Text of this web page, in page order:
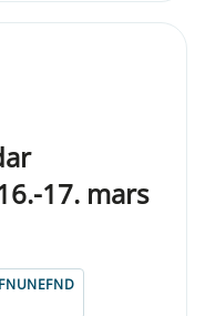
17. mars